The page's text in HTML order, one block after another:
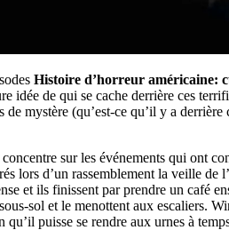
Histoire d’horreur américaine:
idée de qui se cache derrière ces
de mystère (qu’est-ce qu’il y a
sur les événements qui ont
lors d’un rassemblement la veille
et ils finissent par prendre un café
sol et le menottent aux escaliers.
qu’il puisse se rendre aux urnes à